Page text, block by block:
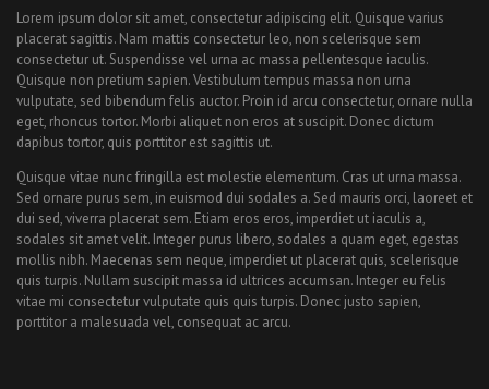
Lorem ipsum dolor sit amet, consectetur adipiscing elit. Quisque varius
placerat sagittis. Nam mattis consectetur leo, non scelerisque sem
consectetur ut. Suspendisse vel urna ac massa pellentesque iaculis.
Quisque non pretium sapien. Vestibulum tempus massa non urna
vulputate, sed bibendum felis auctor. Proin id arcu consectetur, ornare nulla
eget, rhoncus tortor. Morbi aliquet non eros at suscipit. Donec dictum
dapibus tortor, quis porttitor est sagittis ut.
Quisque vitae nunc fringilla est molestie elementum. Cras ut urna massa.
Sed ornare purus sem, in euismod dui sodales a. Sed mauris orci, laoreet et
dui sed, viverra placerat sem. Etiam eros eros, imperdiet ut iaculis a,
sodales sit amet velit. Integer purus libero, sodales a quam eget, egestas
mollis nibh. Maecenas sem neque, imperdiet ut placerat quis, scelerisque
quis turpis. Nullam suscipit massa id ultrices accumsan. Integer eu felis
vitae mi consectetur vulputate quis quis turpis. Donec justo sapien,
porttitor a malesuada vel, consequat ac arcu.